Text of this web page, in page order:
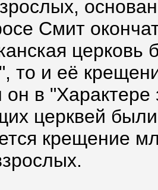
Смит
то и её
он в
церквей
крещение